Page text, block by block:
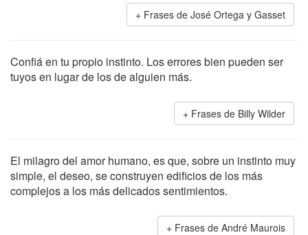
Frases de José Ortega y Gasset
Confiá en tu propio instinto. Los errores bien pueden ser
tuyos en lugar de los de alguien más.
Frases de Billy Wilder
El milagro del amor humano, es que, sobre un instinto muy
simple, el deseo, se construyen edificios de los más
complejos a los más delicados sentimientos.
Frases de André Maurois